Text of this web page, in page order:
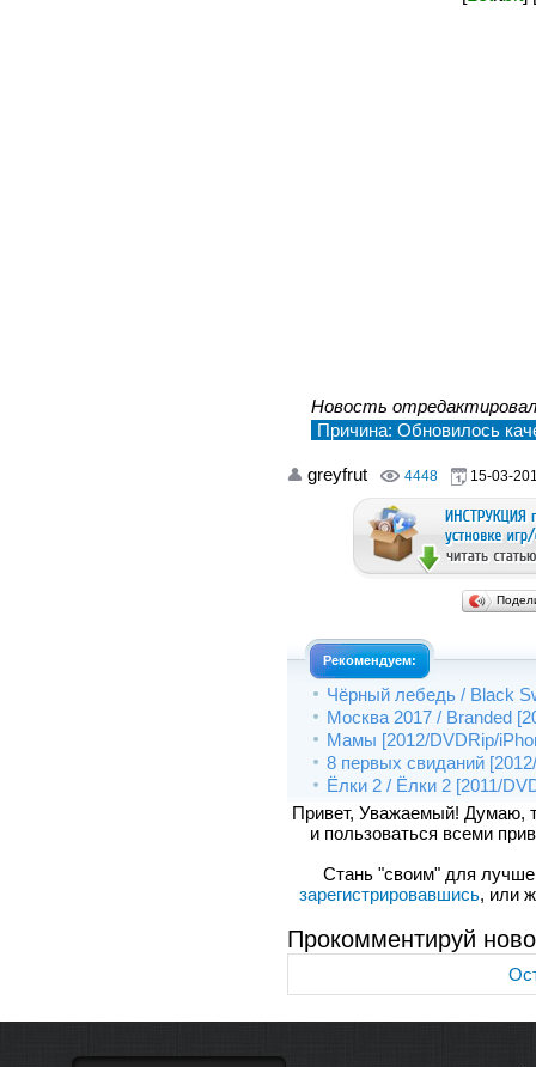
Новость
Причина: Обновилось
greyfrut 4448 15-03-
Рекомендуем:
Чёрный лебедь / Black
Москва 2017 / Branded
Мамы [2012/DVDRip/
8 первых свиданий
Ёлки 2 / Ёлки 2 [2011/
Привет, Уважаемый! Думаю,
и пользоваться всеми
Стань "своим" для
зарегистрировавшись, или
Прокомментируй